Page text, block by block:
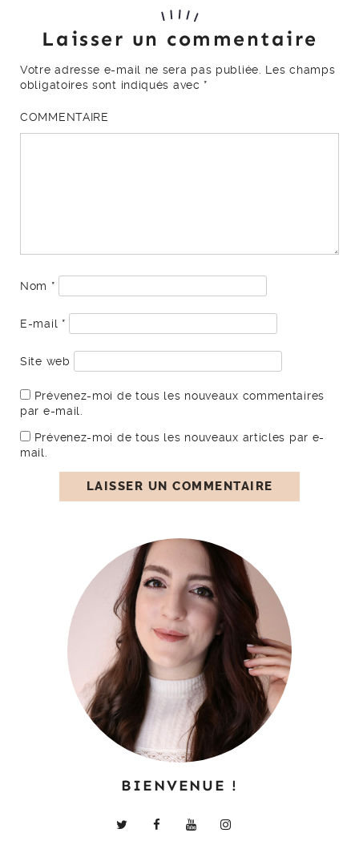
Laisser un commentaire
Votre adresse e-mail ne sera pas publiée. Les champs
obligatoires sont indiqués avec *
COMMENTAIRE
Nom *
E-mail *
Site web
Prévenez-moi de tous les nouveaux commentaires
par e-mail.
Prévenez-moi de tous les nouveaux articles par e-
mail.
BIENVENUE !